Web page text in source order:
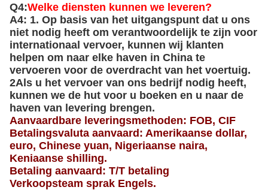
Q4:Welke diensten kunnen we leveren?
A4: 1. Op basis van het uitgangspunt dat u ons
niet nodig heeft om verantwoordelijk te zijn voor
internationaal vervoer, kunnen wij klanten
helpen om naar elke haven in China te
vervoeren voor de overdracht van het voertuig.
2Als u het vervoer van ons bedrijf nodig heeft,
kunnen we de hut voor u boeken en u naar de
haven van levering brengen.
Aanvaardbare leveringsmethoden: FOB, CIF
Betalingsvaluta aanvaard: Amerikaanse dollar,
euro, Chinese yuan, Nigeriaanse naira,
Keniaanse shilling.
Betaling aanvaard: T/T betaling
Verkoopsteam sprak Engels.